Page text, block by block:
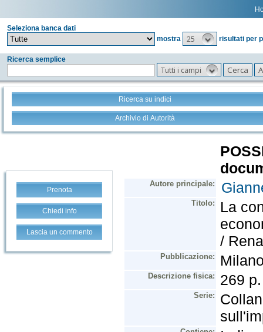
Seleziona banca dati
mostra
25 risultati per
Ricerca semplice
Tutti i campi
Ricerca su indici
Archivio di Autorità
Prenota
Chiedi info
Lascia un commento